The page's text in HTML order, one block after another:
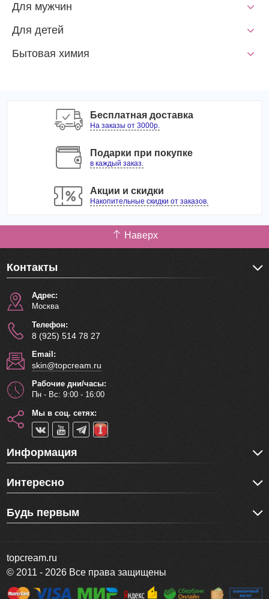
Для мужчин
Для детей
Бытовая химия
Бесплатная доставка
На заказы от 3000р.
Подарки при покупке
в каждый заказ.
Акции и скидки
Накопительные скидки от заказов.
Наверх
Контакты
Адрес:
Москва
Телефон:
8 (925) 514 78 27
Email:
skin@topcream.ru
Рабочие дни/часы:
Пн - Вс: 9:00 - 16:00
Мы в соц. сетях:
Информация
Интересно
Будь первым
topcream.ru
© 2011 - 2026 Все права защищены